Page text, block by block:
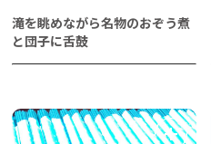
滝を眺めながら名物のおぞう煮
と団子に舌鼓